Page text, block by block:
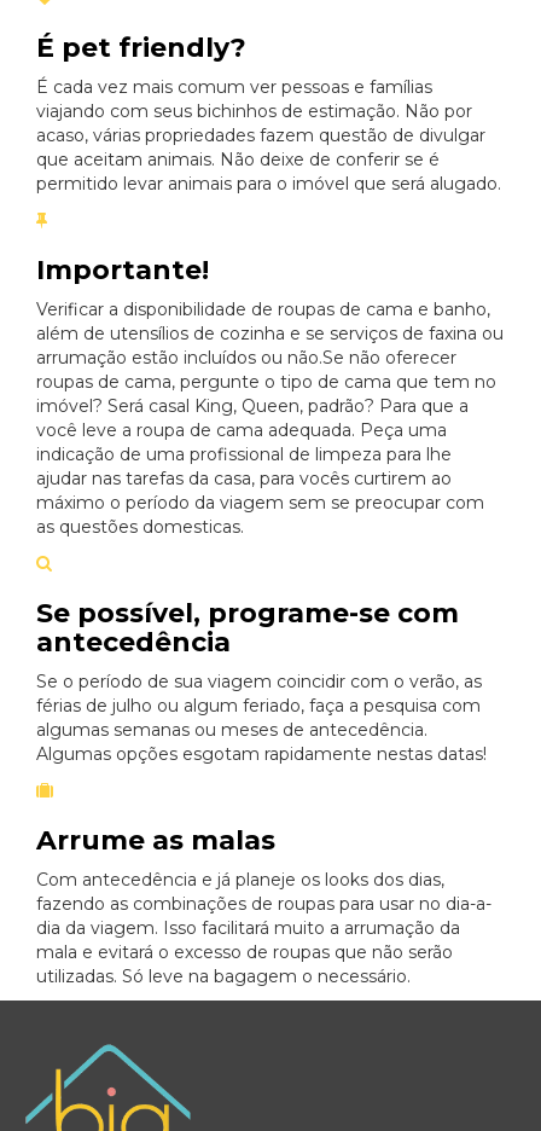
É pet friendly?
É cada vez mais comum ver pessoas e famílias
viajando com seus bichinhos de estimação. Não por
acaso, várias propriedades fazem questão de divulgar
que aceitam animais. Não deixe de conferir se é
permitido levar animais para o imóvel que será alugado.
Importante!
Verificar a disponibilidade de roupas de cama e banho,
além de utensílios de cozinha e se serviços de faxina ou
arrumação estão incluídos ou não.Se não oferecer
roupas de cama, pergunte o tipo de cama que tem no
imóvel? Será casal King, Queen, padrão? Para que a
você leve a roupa de cama adequada. Peça uma
indicação de uma profissional de limpeza para lhe
ajudar nas tarefas da casa, para vocês curtirem ao
máximo o período da viagem sem se preocupar com
as questões domesticas.
Se possível, programe-se com
antecedência
Se o período de sua viagem coincidir com o verão, as
férias de julho ou algum feriado, faça a pesquisa com
algumas semanas ou meses de antecedência.
Algumas opções esgotam rapidamente nestas datas!
Arrume as malas
Com antecedência e já planeje os looks dos dias,
fazendo as combinações de roupas para usar no dia-a-
dia da viagem. Isso facilitará muito a arrumação da
mala e evitará o excesso de roupas que não serão
utilizadas. Só leve na bagagem o necessário.